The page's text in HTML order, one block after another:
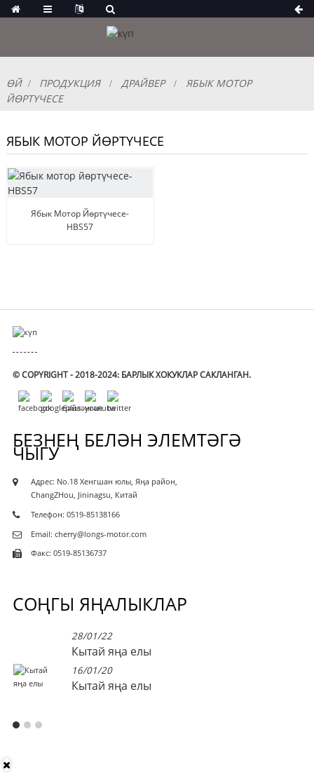
ӨЙ ПРОДУКЦИЯ ДРАЙВЕР
ЯБЫК МОТОР
ЙӨРТҮЧЕСЕ
ЯБЫК МОТОР ЙӨРТҮЧЕСЕ
Ябык Мотор Йөртүчесе-
HBS57
© COPYRIGHT - 2018-2024: БАРЛЫК ХОКУКЛАР САКЛАНГАН.
БЕЗНЕҢ БЕЛӘН ЭЛЕМТӘГӘ
ЧЫГУ
Адрес: No.18 Хенгшан юлы, Яңа район,
ChangZHou, Jininagsu, Китай
Телефон: 0519-85138166
Email: cherry@longs-motor.com
Факс: 0519-85136737
СОҢГЫ ЯҢАЛЫКЛАР
28/01/22
Кытай яңа елы
16/01/20
Кытай яңа елы